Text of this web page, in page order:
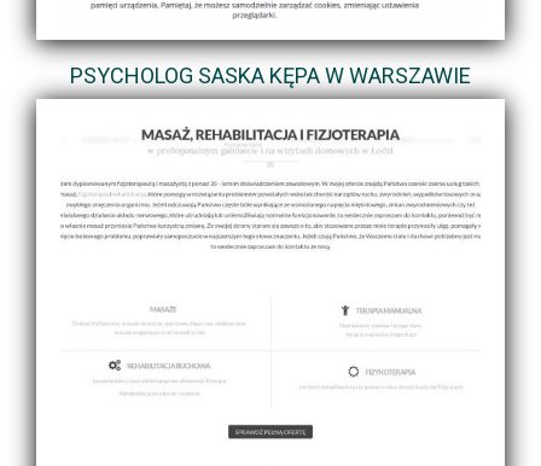
PSYCHOLOG SASKA KĘPA W WARSZAWIE